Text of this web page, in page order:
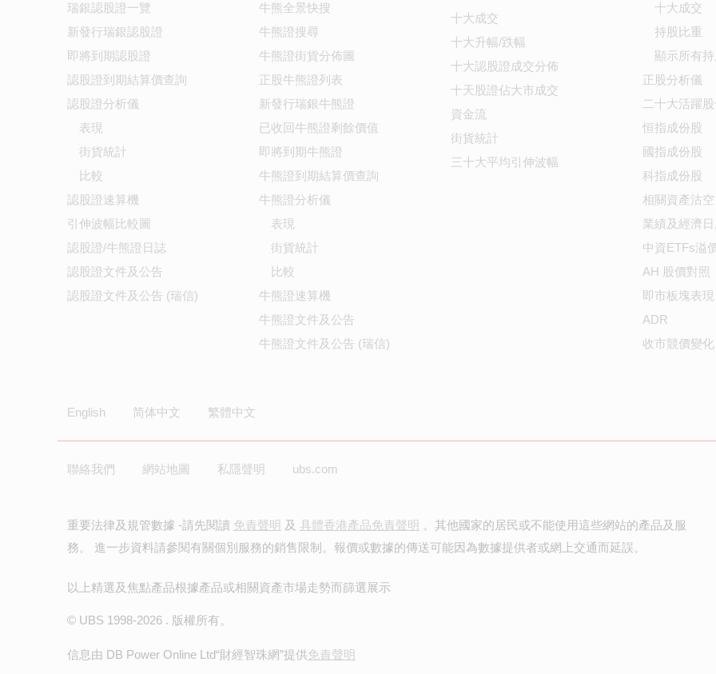
瑞銀認股證一覽
新發行瑞銀認股證
即將到期認股證
認股證到期結算價查詢
認股證分析儀
表現
街貨統計
比較
認股證速算機
引伸波幅比較圖
認股證/牛熊證日誌
認股證文件及公告
認股證文件及公告 (瑞信)
牛熊全景快搜
牛熊證搜尋
牛熊證街貨分佈圖
正股牛熊證列表
新發行瑞銀牛熊證
已收回牛熊證剩餘價值
即將到期牛熊證
牛熊證到期結算價查詢
牛熊證分析儀
表現
街貨統計
比較
牛熊證速算機
牛熊證文件及公告
牛熊證文件及公告 (瑞信)
十大成交
十大升幅/跌幅
十大認股證成交分佈
十天股證佔大市成交
資金流
街貨統計
三十大平均引伸波幅
十大成交
持股比重
顯示所有
正股分析儀
二十大活躍
恒指成份股
國指成份股
科指成份股
相關資產沽空
業績及經濟
中資ETFs溢
AH 股價對照
即市板塊表現
ADR
收市競價變化
English 简体中文 繁體中文
聯絡我們 網站地圖 私隱聲明 ubs.com
重要法律及規管數據 -請先閱讀 免責聲明 及 具體香港產品免責聲明 。其他國家的居民或不能使用這些網站的產品及服
務。 進一步資料請參閱有關個別服務的銷售限制。報價或數據的傳送可能因為數據提供者或網上交通而延誤。
以上精選及焦點產品根據產品或相關資產市場走勢而篩選展示
© UBS 1998-2026 . 版權所有。
信息由 DB Power Online Ltd“財經智珠網”提供免責聲明